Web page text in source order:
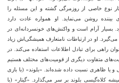
نوع خاصی از روزمرگی گشته و این مسئله را
روشن می‌نماید. او همواره عادت دارد
بسیار آرام است و واکنش‌های خونسردانه‌ای در
او در ارتباطات نامتعارف همیشگی‌اش زیاد
راهی برای تبادل اطلاعات استفاده می‌کند. در
متفاوت دیگری از قومیت‌های مختلف هستیم
یا ظاهری نسبت داده شده‌اند. «بلوند» (با بازی
کلاه‌گیسی بلوند بر سر می‌گذارد. «گیتار» (با